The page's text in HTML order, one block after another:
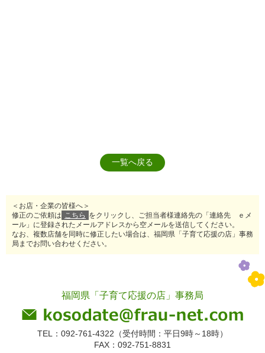
一覧へ戻る
＜お店・企業の皆様へ＞
修正のご依頼は
こちら をクリックし、ご担当者様連絡先の「連絡先 ｅメ
ール」に登録されたメールアドレスから空メールを送信してください。
なお、複数店舗を同時に修正したい場合は、福岡県「子育て応援の店」事務
局までお問い合わせください。
福岡県「子育て応援の店」事務局
TEL：092-761-4322（受付時間：平日9時～18時）
FAX：092-751-8831